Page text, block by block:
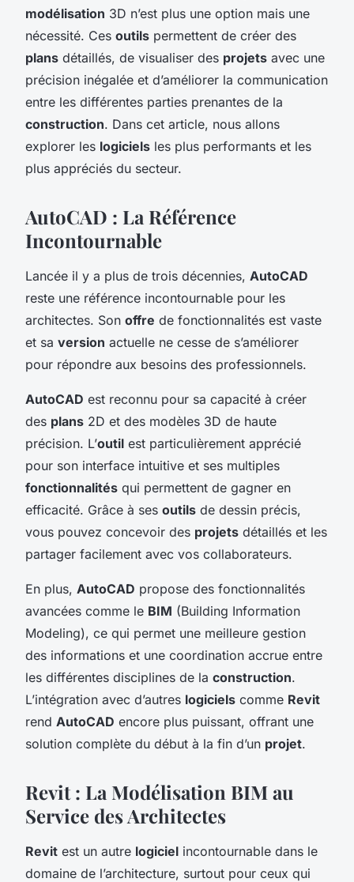
modélisation 3D n’est plus une option mais une
nécessité. Ces outils permettent de créer des
plans détaillés, de visualiser des projets avec une
précision inégalée et d’améliorer la communication
entre les différentes parties prenantes de la
construction. Dans cet article, nous allons
explorer les logiciels les plus performants et les
plus appréciés du secteur.
AutoCAD : La Référence
Incontournable
Lancée il y a plus de trois décennies, AutoCAD
reste une référence incontournable pour les
architectes. Son offre de fonctionnalités est vaste
et sa version actuelle ne cesse de s’améliorer
pour répondre aux besoins des professionnels.
AutoCAD est reconnu pour sa capacité à créer
des plans 2D et des modèles 3D de haute
précision. L’outil est particulièrement apprécié
pour son interface intuitive et ses multiples
fonctionnalités qui permettent de gagner en
efficacité. Grâce à ses outils de dessin précis,
vous pouvez concevoir des projets détaillés et les
partager facilement avec vos collaborateurs.
En plus, AutoCAD propose des fonctionnalités
avancées comme le BIM (Building Information
Modeling), ce qui permet une meilleure gestion
des informations et une coordination accrue entre
les différentes disciplines de la construction.
L’intégration avec d’autres logiciels comme Revit
rend AutoCAD encore plus puissant, offrant une
solution complète du début à la fin d’un projet.
Revit : La Modélisation BIM au
Service des Architectes
Revit est un autre logiciel incontournable dans le
domaine de l’architecture, surtout pour ceux qui